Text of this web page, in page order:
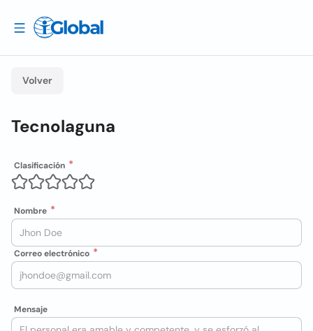
Volver
Tecnolaguna
Clasificación
Nombre
Correo electrónico
Mensaje